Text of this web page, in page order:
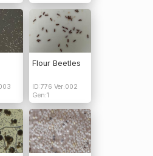
Flour Beetles
ID:776 Ver:002
Gen:1